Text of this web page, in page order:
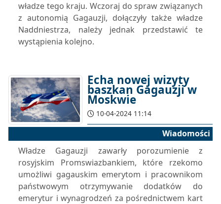
władze tego kraju. Wczoraj do spraw związanych
z autonomią Gagauzji, dołączyły także władze
Naddniestrza, należy jednak przedstawić te
wystąpienia kolejno.
Echa nowej wizyty
baszkan Gagauzji w
Moskwie
10-04-2024 11:14
Wiadomości
Władze Gagauzji zawarły porozumienie z
rosyjskim Promswiazbankiem, które rzekomo
umożliwi gagauskim emerytom i pracownikom
państwowym otrzymywanie dodatków do
emerytur i wynagrodzeń za pośrednictwem kart